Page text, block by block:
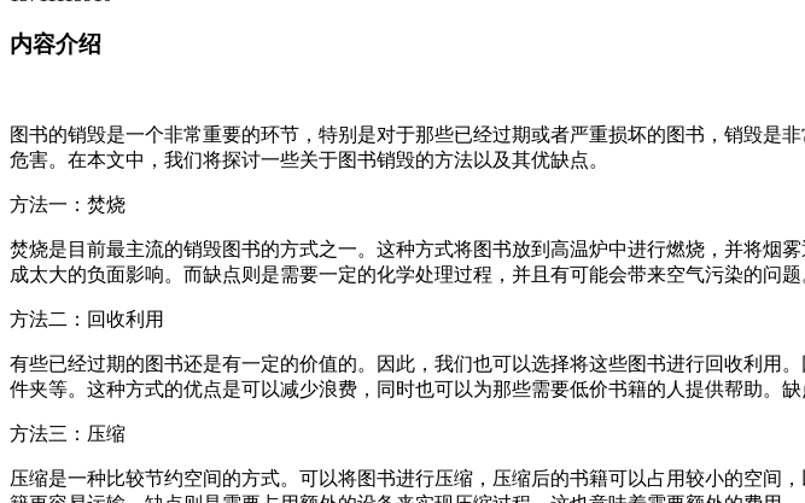
内容介绍
图书的销毁是一个非常重要的环节，特别是对于那些已经过期或者严重损坏的图书，销毁
危害。在本文中，我们将探讨一些关于图书销毁的方法以及其优缺点。
方法一：焚烧
焚烧是目前最主流的销毁图书的方式之一。这种方式将图书放到高温炉中进行燃烧，并将烟
成太大的负面影响。而缺点则是需要一定的化学处理过程，并且有可能会带来空气污染的问题
方法二：回收利用
有些已经过期的图书还是有一定的价值的。因此，我们也可以选择将这些图书进行回收利用
件夹等。这种方式的优点是可以减少浪费，同时也可以为那些需要低价书籍的人提供帮助。
方法三：压缩
压缩是一种比较节约空间的方式。可以将图书进行压缩，压缩后的书籍可以占用较小的空间